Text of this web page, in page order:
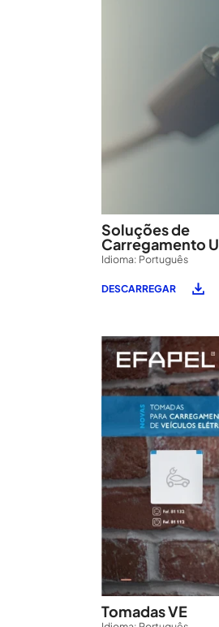
Soluções de
Carregamento
Idioma: Português
DESCARREGAR
Tomadas VE